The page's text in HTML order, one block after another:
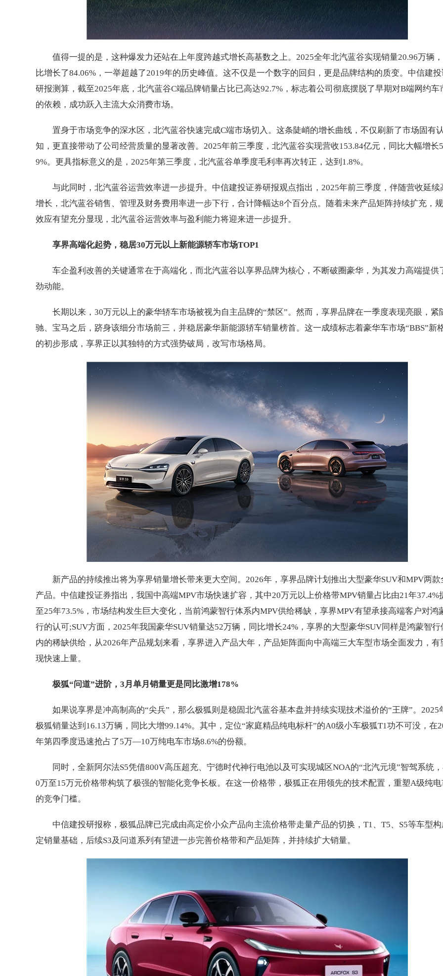
值得一提的是，这种爆发力还站在上年度跨越式增长高基数之上。2025全年北汽蓝谷实现销量20.96万辆
比增长了84.06%，一举超越了2019年的历史峰值。这不仅是一个数字的回归，更是品牌结构的质变。中信建投
研报测算，截至2025年底，北汽蓝谷C端品牌销量占比已高达92.7%，标志着公司彻底摆脱了早期对B端网约车
的依赖，成功跃入主流大众消费市场。
置身于市场竞争的深水区，北汽蓝谷快速完成C端市场切入。这条陡峭的增长曲线，不仅刷新了市场固有认
知，更直接带动了公司经营质量的显著改善。2025年前三季度，北汽蓝谷实现营收153.84亿元，同比大幅增长
9%。更具指标意义的是，2025年第三季度，北汽蓝谷单季度毛利率再次转正，达到1.8%。
与此同时，北汽蓝谷运营效率进一步提升。中信建投证券研报观点指出，2025年前三季度，伴随营收延续
增长，北汽蓝谷销售、管理及财务费用率进一步下行，合计降幅达8个百分点。随着未来产品矩阵持续扩充，
效应有望充分显现，北汽蓝谷运营效率与盈利能力将迎来进一步提升。
享界高端化起势，稳居30万元以上新能源轿车市场TOP1
车企盈利改善的关键通常在于高端化，而北汽蓝谷以享界品牌为核心，不断破圈豪华，为其发力高端提供
劲动能。
长期以来，30万元以上的豪华轿车市场被视为自主品牌的“禁区”。然而，享界品牌在一季度表现亮眼，紧
驰、宝马之后，跻身该细分市场前三，并稳居豪华新能源轿车销量榜首。这一成绩标志着豪华车市场“BBS”新
的初步形成，享界正以其独特的方式强势破局，改写市场格局。
新产品的持续推出将为享界销量增长带来更大空间。2026年，享界品牌计划推出大型豪华SUV和MPV两款
产品。中信建投证券指出，我国中高端MPV市场快速扩容，其中20万元以上价格带MPV销量占比由21年37.4%
至25年73.5%，市场结构发生巨大变化，当前鸿蒙智行体系内MPV供给稀缺，享界MPV有望承接高端客户对鸿
行的认可;SUV方面，2025年我国豪华SUV销量达52万辆，同比增长24%，享界的大型豪华SUV同样是鸿蒙智行
内的稀缺供给，从2026年产品规划来看，享界进入产品大年，产品矩阵面向中高端三大车型市场全面发力，有
现快速上量。
极狐“问道”进阶，3月单月销量更是同比激增178%
如果说享界是冲高制高的“尖兵”，那么极狐则是稳固北汽蓝谷基本盘并持续实现技术溢价的“王牌”。2025
极狐销量达到16.13万辆，同比大增99.14%。其中，定位“家庭精品纯电标杆”的A0级小车极狐T1功不可没，在
年第四季度迅速抢占了5万—10万纯电车市场8.6%的份额。
同时，全新阿尔法S5凭借800V高压超充、宁德时代神行电池以及可实现城区NOA的“北汽元境”智驾系统
0万至15万元价格带构筑了极强的智能化竞争长板。在这一价格带，极狐正在用领先的技术配置，重塑A级纯电
的竞争门槛。
中信建投研报称，极狐品牌已完成由高定价小众产品向主流价格带走量产品的切换，T1、T5、S5等车型
定销量基础，后续S3及问道系列有望进一步完善价格带和产品矩阵，并持续扩大销量。